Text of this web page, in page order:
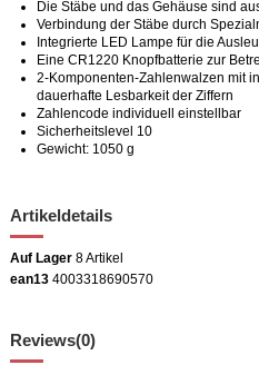
Die Stäbe und das Gehäuse sind
Verbindung der Stäbe durch
Integrierte LED Lampe für die
Eine CR1220 Knopfbatterie zur
2-Komponenten-Zahlenwalzen mit
dauerhafte Lesbarkeit der Ziffern
Zahlencode individuell einstellbar
Sicherheitslevel 10
Gewicht: 1050 g
Artikeldetails
Auf Lager 8 Artikel
ean13 4003318690570
Reviews(0)